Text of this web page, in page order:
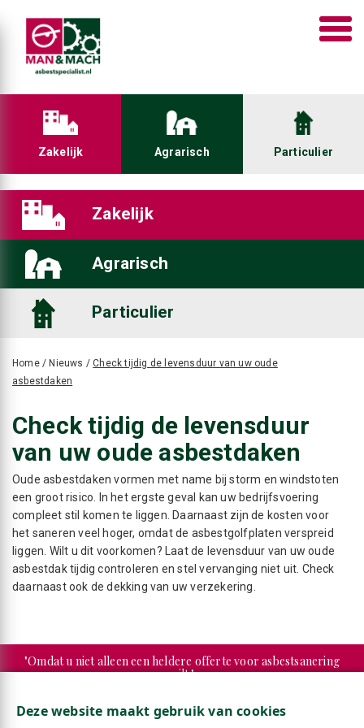
Zakelijk Agrarisch Particulier
Zakelijk
Agrarisch
Particulier
Home/Nieuws /Check tijdig de levensduur van uw oude
asbestdaken
Check tijdig de levensduur
van uw oude asbestdaken
Oude asbestdaken vormen met name bij storm en windstoten
een groot risico. In het ergste geval kan uw bedrijfsvoering
compleet stil komen te liggen. Daarnaast zijn de kosten voor
het saneren veel hoger, omdat de asbestgolfplaten verspreid
liggen. Wilt u dit voorkomen? Laat de levensduur van uw oude
asbestdak tijdig controleren en stel vervanging niet uit. Check
daarnaast ook de dekking van uw verzekering.
"Omdat u niet alleen een heldere offerte voor asbestsanering
wilt."
Deze website maakt gebruik van cookies